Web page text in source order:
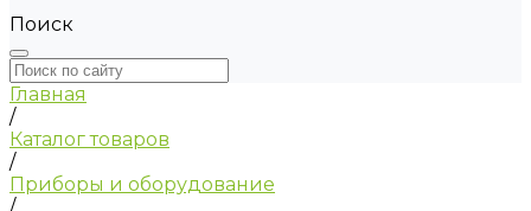
Поиск
Главная
/
Каталог товаров
/
Приборы и оборудование